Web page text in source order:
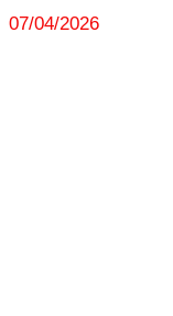
07/04/2026